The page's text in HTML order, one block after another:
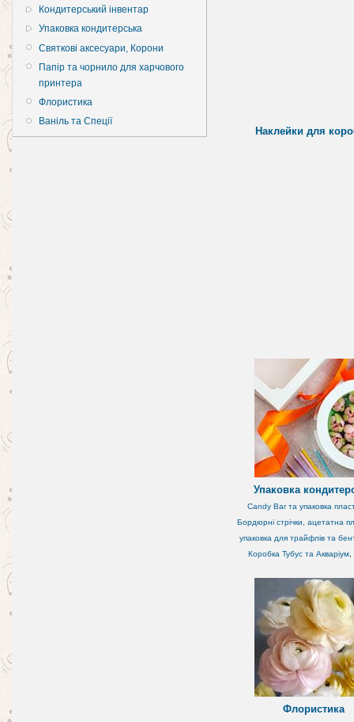
Кондитерський інвентар
Упаковка кондитерська
Святкові аксесуари, Корони
Папір та чорнило для харчового
принтера
Флористика
Ваніль та Спеції
Наклейки для
Упаковка
Candy Bar та упаковка
Бордюрні стрічки, ацетатна
упаковка для трайфлів та
Коробка Тубус та Акваріум,
Флористика